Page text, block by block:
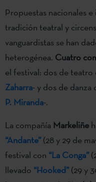
Propuestas nacionales
tradición teatral y
vanguardistas se han
heterogénea. Cuatro
el festival: dos de teatro
Zaharra- y dos de danza
P. Miranda-.
La compañía Markeliñe
“Andante” (28 y 29 de
festival con “La Conga”
llevado “Hooked” (29 y